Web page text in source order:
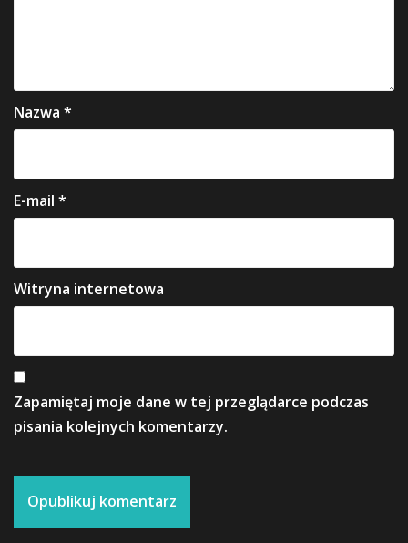
Nazwa *
E-mail *
Witryna internetowa
Zapamiętaj moje dane w tej przeglądarce podczas
pisania kolejnych komentarzy.